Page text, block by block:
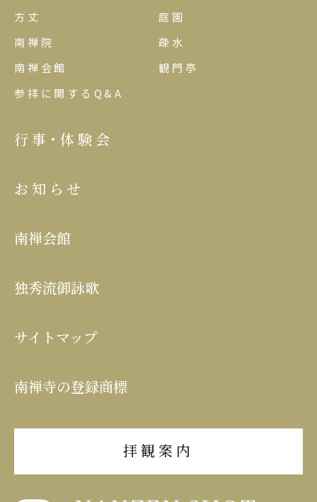
方丈
庭園
南禅院
疎水
南禅会館
観門亭
参拝に関するQ&A
行事･体験会
お知らせ
南禅会館
独秀流御詠歌
サイトマップ
南禅寺の登録商標
拝観案内